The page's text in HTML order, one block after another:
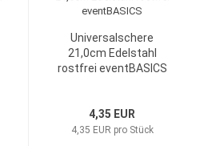
Universalschere
21,0cm Edelstahl
rostfrei eventBASICS
4,35 EUR
4,35 EUR pro Stück